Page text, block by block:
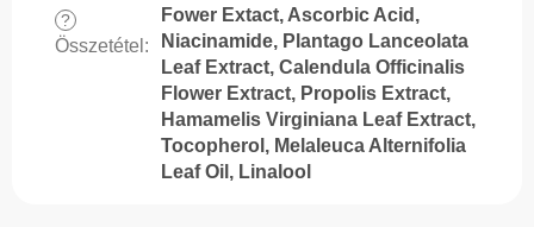
?
Összetétel :
Fower Extact, Ascorbic Acid,
Niacinamide, Plantago Lanceolata
Leaf Extract, Calendula Officinalis
Flower Extract, Propolis Extract,
Hamamelis Virginiana Leaf Extract,
Tocopherol, Melaleuca Alternifolia
Leaf Oil, Linalool